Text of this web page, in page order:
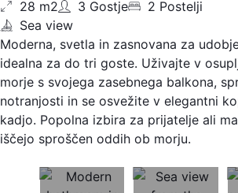
28 m2 3 Gostje
2 Postelji
Sea view
Moderna, svetla in zasnovana za
idealna za do tri goste. Uživajte v
morje s svojega zasebnega balkona,
notranjosti in se osvežite v elegantni
kadjo. Popolna izbira za prijatelje ali
iščejo sproščen oddih ob morju.